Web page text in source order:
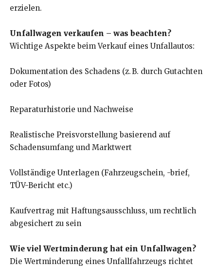
erzielen.
Unfallwagen verkaufen – was beachten?
Wichtige Aspekte beim Verkauf eines Unfallautos:
Dokumentation des Schadens (z. B. durch Gutachten
oder Fotos)
Reparaturhistorie und Nachweise
Realistische Preisvorstellung basierend auf
Schadensumfang und Marktwert
Vollständige Unterlagen (Fahrzeugschein, -brief,
TÜV-Bericht etc.)
Kaufvertrag mit Haftungsausschluss, um rechtlich
abgesichert zu sein
Wie viel Wertminderung hat ein Unfallwagen?
Die Wertminderung eines Unfallfahrzeugs richtet